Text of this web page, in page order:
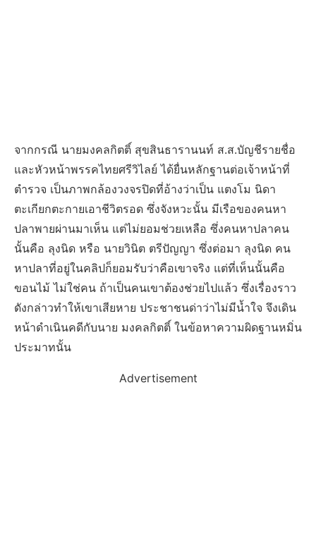
จากกรณี นายมงคลกิตติ์ สุขสินธารานนท์ ส.ส.บัญชีรายชื่อ
และหัวหน้าพรรคไทยศรีวิไลย์ ได้ยื่นหลักฐานต่อเจ้าหน้าที่
ตำรวจ เป็นภาพกล้องวงจรปิดที่อ้างว่าเป็น แตงโม นิดา
ตะเกียกตะกายเอาชีวิตรอด ซึ่งจังหวะนั้น มีเรือของคนหา
ปลาพายผ่านมาเห็น แต่ไม่ยอมช่วยเหลือ ซึ่งคนหาปลาคน
นั้นคือ ลุงนิด หรือ นายวินิต ตรีปัญญา ซึ่งต่อมา ลุงนิด คน
หาปลาที่อยู่ในคลิปก็ยอมรับว่าคือเขาจริง แต่ที่เห็นนั้นคือ
ขอนไม้ ไม่ใช่คน ถ้าเป็นคนเขาต้องช่วยไปแล้ว ซึ่งเรื่องราว
ดังกล่าวทำให้เขาเสียหาย ประชาชนด่าว่าไม่มีน้ำใจ จึงเดิน
หน้าดำเนินคดีกับนาย มงคลกิตติ์ ในข้อหาความผิดฐานหมิ่น
ประมาทนั้น
Advertisement